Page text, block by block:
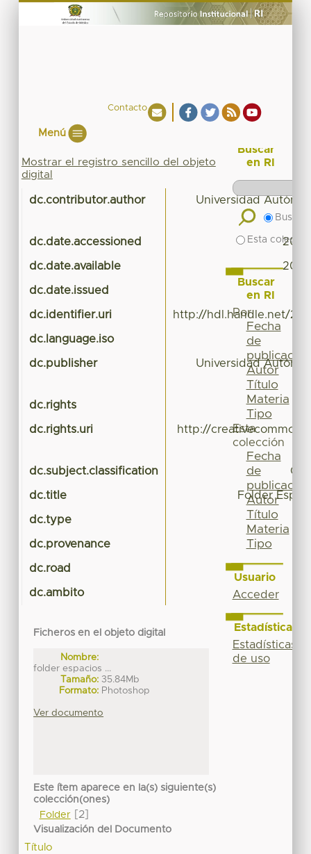
Contacto
Menú
Mostrar el registro sencillo del objeto
digital
dc.contributor.author
Universidad
dc.date.accessioned
dc.date.available
dc.date.issued
dc.identifier.uri http://hdl.handle.net/
dc.language.iso
dc.publisher Universidad
dc.rights
dc.rights.uri http://
dc.subject.classification
dc.title Folder
dc.type
dc.provenance
dc.road
dc.ambito
Ficheros en el objeto digital
Nombre:
folder espacios ...
Tamaño: 35.84Mb
Formato: Photoshop
Ver documento
Este ítem aparece en la(s) siguiente(s)
colección(ones)
Folder[2]
Visualización del Documento
Título
Buscar
en RI
Buscar
Esta
Buscar
en RI
Por
Fecha
de
publicación
Autor
Título
Materia
Tipo
Esta
colección
Fecha
de
publicación
Autor
Título
Materia
Tipo
Usuario
Acceder
Estadísticas
Estadísticas
de uso